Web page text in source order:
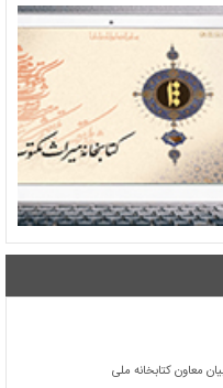
معاون کتابخانه ملی